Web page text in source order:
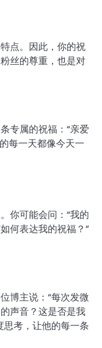
点。因此，你的祝
丝的尊重，也是对
专属的祝福：“亲爱
每一天都像今天一
你可能会问：“我的
何表达我的祝福？”
博主说：“每次发微
声音？这是否是我
思考，让他的每一条